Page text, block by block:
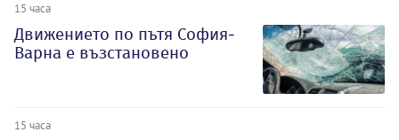
15 часа
Движението по пътя София-
Варна е възстановено
15 часа